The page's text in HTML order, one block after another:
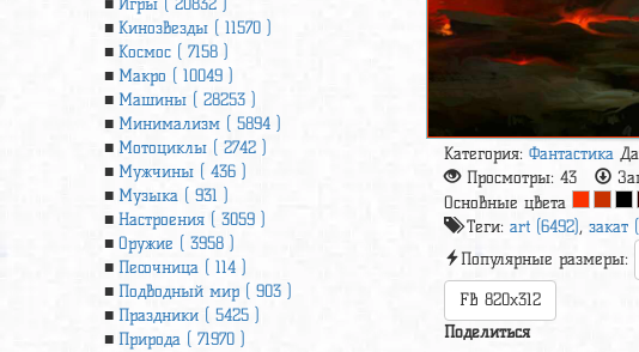
Игры ( 20832 )
Кинозвезды ( 11570 )
Космос ( 7158 )
Макро ( 10049 )
Машины ( 28253 )
Минимализм ( 5894 )
Мотоциклы ( 2742 )
Мужчины ( 436 )
Музыка ( 931 )
Настроения ( 3059 )
Оружие ( 3958 )
Песочница ( 114 )
Подводный мир ( 903 )
Праздники ( 5425 )
Природа ( 71970 )
Категория:Фантастика
Просмотры:43
Основные цвета
Теги:art (6492),закат
Популярные размеры:
FB 820x312
Поделиться